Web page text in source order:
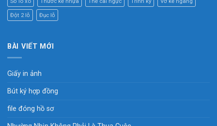
Đột 2 lỗ Đục lỗ
BÀI VIẾT MỚI
Giấy in ảnh
Bút ký hợp đồng
file đóng hồ sơ